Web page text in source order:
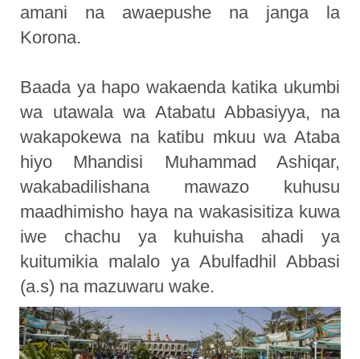
amani na awaepushe na janga la
Korona.
Baada ya hapo wakaenda katika ukumbi
wa utawala wa Atabatu Abbasiyya, na
wakapokewa na katibu mkuu wa Ataba
hiyo Mhandisi Muhammad Ashiqar,
wakabadilishana mawazo kuhusu
maadhimisho haya na wakasisitiza kuwa
iwe chachu ya kuhuisha ahadi ya
kuitumikia malalo ya Abulfadhil Abbasi
(a.s) na mazuwaru wake.